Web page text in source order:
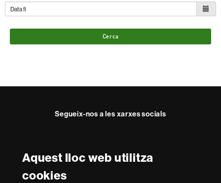
Aquest lloc web utilitza
cookies
Cerca
Segueix-nos a les xarxes socials
Reconeixement internacional de l'excel·lència